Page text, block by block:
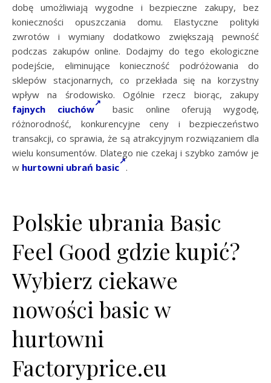
dobę umożliwiają wygodne i bezpieczne zakupy, bez
konieczności opuszczania domu. Elastyczne polityki
zwrotów i wymiany dodatkowo zwiększają pewność
podczas zakupów online. Dodajmy do tego ekologiczne
podejście, eliminujące konieczność podróżowania do
sklepów stacjonarnych, co przekłada się na korzystny
wpływ na środowisko. Ogólnie rzecz biorąc, zakupy
fajnych ciuchów
basic online oferują wygodę,
różnorodność, konkurencyjne ceny i bezpieczeństwo
transakcji, co sprawia, że są atrakcyjnym rozwiązaniem dla
wielu konsumentów. Dlatego nie czekaj i szybko zamów je
w hurtowni ubrań basic .
Polskie ubrania Basic
Feel Good gdzie kupić?
Wybierz ciekawe
nowości basic w
hurtowni
Factoryprice.eu